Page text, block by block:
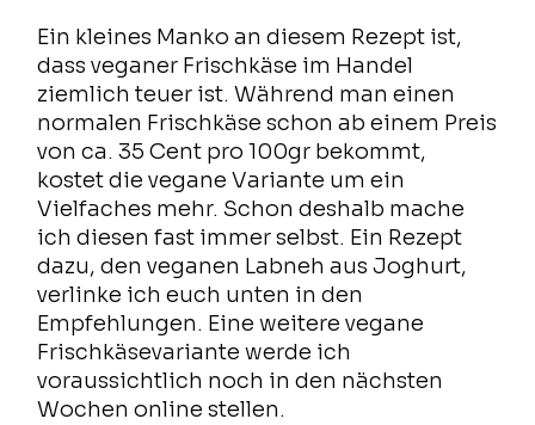
Ein kleines Manko an diesem Rezept ist,
dass veganer Frischkäse im Handel
ziemlich teuer ist. Während man einen
normalen Frischkäse schon ab einem Preis
von ca. 35 Cent pro 100gr bekommt,
kostet die vegane Variante um ein
Vielfaches mehr. Schon deshalb mache
ich diesen fast immer selbst. Ein Rezept
dazu, den veganen Labneh aus Joghurt,
verlinke ich euch unten in den
Empfehlungen. Eine weitere vegane
Frischkäsevariante werde ich
voraussichtlich noch in den nächsten
Wochen online stellen.